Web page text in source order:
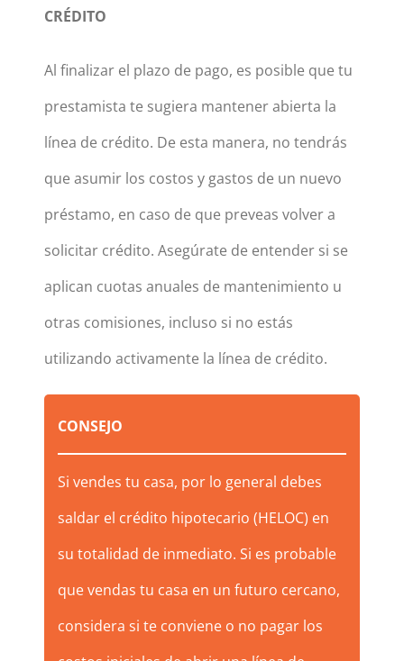
CRÉDITO
Al finalizar el plazo de pago, es posible que tu
prestamista te sugiera mantener abierta la
línea de crédito. De esta manera, no tendrás
que asumir los costos y gastos de un nuevo
préstamo, en caso de que preveas volver a
solicitar crédito. Asegúrate de entender si se
aplican cuotas anuales de mantenimiento u
otras comisiones, incluso si no estás
utilizando activamente la línea de crédito.
CONSEJO
Si vendes tu casa, por lo general debes
saldar el crédito hipotecario (HELOC) en
su totalidad de inmediato. Si es probable
que vendas tu casa en un futuro cercano,
considera si te conviene o no pagar los